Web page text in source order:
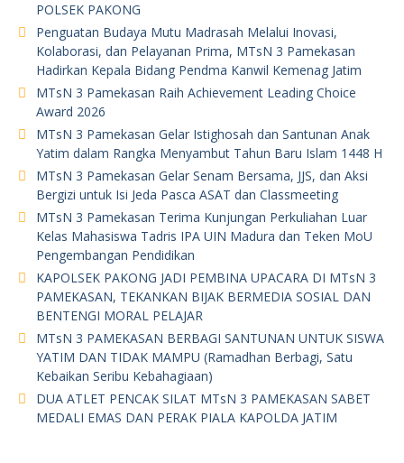
POLSEK PAKONG
Penguatan Budaya Mutu Madrasah Melalui Inovasi,
Kolaborasi, dan Pelayanan Prima, MTsN 3 Pamekasan
Hadirkan Kepala Bidang Pendma Kanwil Kemenag Jatim
MTsN 3 Pamekasan Raih Achievement Leading Choice
Award 2026
MTsN 3 Pamekasan Gelar Istighosah dan Santunan Anak
Yatim dalam Rangka Menyambut Tahun Baru Islam 1448 H
MTsN 3 Pamekasan Gelar Senam Bersama, JJS, dan Aksi
Bergizi untuk Isi Jeda Pasca ASAT dan Classmeeting
MTsN 3 Pamekasan Terima Kunjungan Perkuliahan Luar
Kelas Mahasiswa Tadris IPA UIN Madura dan Teken MoU
Pengembangan Pendidikan
KAPOLSEK PAKONG JADI PEMBINA UPACARA DI MTsN 3
PAMEKASAN, TEKANKAN BIJAK BERMEDIA SOSIAL DAN
BENTENGI MORAL PELAJAR
MTsN 3 PAMEKASAN BERBAGI SANTUNAN UNTUK SISWA
YATIM DAN TIDAK MAMPU (Ramadhan Berbagi, Satu
Kebaikan Seribu Kebahagiaan)
DUA ATLET PENCAK SILAT MTsN 3 PAMEKASAN SABET
MEDALI EMAS DAN PERAK PIALA KAPOLDA JATIM